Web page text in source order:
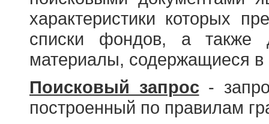
характеристики которых
списки фондов, а также
материалы, содержащиеся в
Поисковый запрос-
построенный по правилам